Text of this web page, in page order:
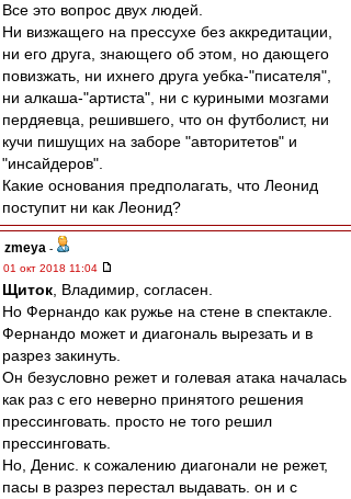
Все это вопрос двух людей.
Ни визжащего на прессухе без аккредитации,
ни его друга, знающего об этом, но дающего
повизжать, ни ихнего друга уебка-"писателя",
ни алкаша-"артиста", ни с куриными мозгами
пердяевца, решившего, что он футболист, ни
кучи пишущих на заборе "авторитетов" и
"инсайдеров".
Какие основания предполагать, что Леонид
поступит ни как Леонид?
zmeya -
01 окт 2018 11:04
Щиток , Владимир, согласен.
Но Фернандо как ружье на стене в спектакле.
Фернандо может и диагональ вырезать и в
разрез закинуть.
Он безусловно режет и голевая атака началась
как раз с его неверно принятого решения
прессинговать. просто не того решил
прессинговать.
Но, Денис. к сожалению диагонали не режет,
пасы в разрез перестал выдавать. он и с